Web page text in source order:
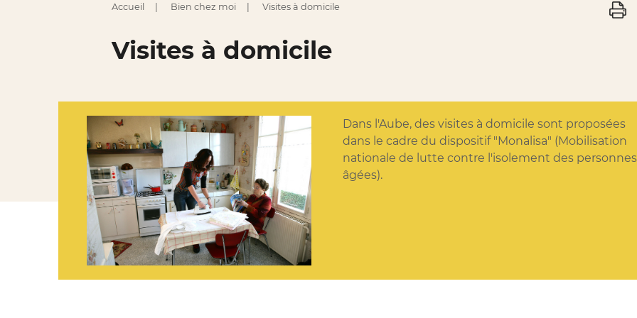
Accueil Bien chez moi Visites à domicile
Visites à domicile
Dans l'Aube, des visites à domicile sont proposées
dans le cadre du dispositif "Monalisa" (Mobilisation
nationale de lutte contre l'isolement des personnes
âgées).